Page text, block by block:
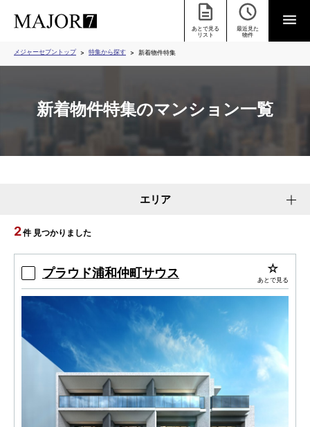
あとで見る
リスト
最近見た
物件
メジャーセブントップ 特集から探す 新着物件特集
新着物件特集のマンション一覧
エリア
2件 見つかりました
プラウド浦和仲町サウス あとで見る